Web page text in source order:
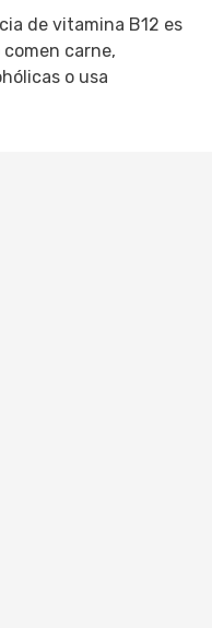
de vitamina B12 es
carne,
o usa